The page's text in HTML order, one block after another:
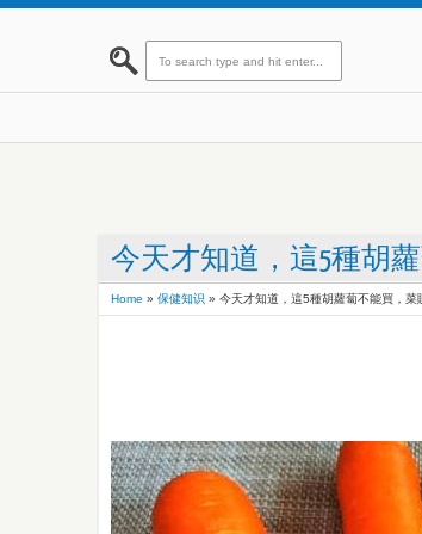
今天才知道，這5種胡
Home » 保健知识 » 今天才知道，這5種胡蘿蔔不能買，菜